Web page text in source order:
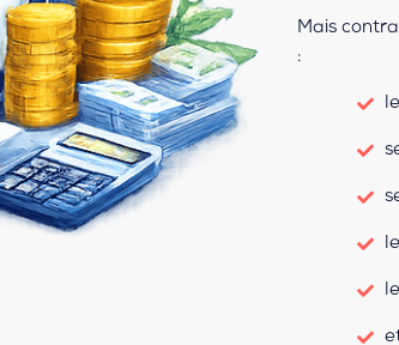
Mais
: